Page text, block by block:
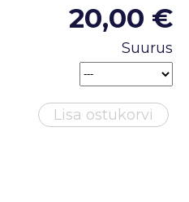
20,00 €
Suurus
Lisa ostukorvi